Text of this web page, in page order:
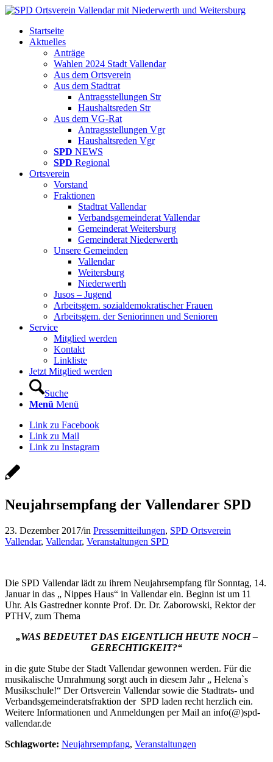
Startseite
Aktuelles
Anträge
Wahlen 2024 Stadt Vallendar
Aus dem Ortsverein
Aus dem Stadtrat
Antragsstellungen Str
Haushaltsreden Str
Aus dem VG-Rat
Antragsstellungen Vgr
Haushaltsreden Vgr
SPD NEWS
SPD Regional
Ortsverein
Vorstand
Fraktionen
Stadtrat Vallendar
Verbandsgemeinderat Vallendar
Gemeinderat Weitersburg
Gemeinderat Niederwerth
Unsere Gemeinden
Vallendar
Weitersburg
Niederwerth
Jusos – Jugend
Arbeitsgem. sozialdemokratischer Frauen
Arbeitsgem. der Seniorinnen und Senioren
Service
Mitglied werden
Kontakt
Linkliste
Jetzt Mitglied werden
Suche
Menü Menü
Link zu Facebook
Link zu Mail
Link zu Instagram
Neujahrsempfang der Vallendarer SPD
23. Dezember 2017/in Pressemitteilungen, SPD Ortsverein
Vallendar, Vallendar, Veranstaltungen SPD
Die SPD Vallendar lädt zu ihrem Neujahrsempfang für Sonntag, 14.
Januar in das „ Nippes Haus“ in Vallendar ein. Beginn ist um 11
Uhr. Als Gastredner konnte Prof. Dr. Dr. Zaborowski, Rektor der
PTHV, zum Thema
„WAS BEDEUTET DAS EIGENTLICH HEUTE NOCH –
GERECHTIGKEIT?“
in die gute Stube der Stadt Vallendar gewonnen werden. Für die
musikalische Umrahmung sorgt auch in diesem Jahr „ Helena`s
Musikschule!“ Der Ortsverein Vallendar sowie die Stadtrats- und
Verbandsgemeinderatsfraktion der SPD laden recht herzlich ein.
Weitere Informationen und Anmeldungen per Mail an info(@)spd-
vallendar.de
Schlagworte: Neujahrsempfang, Veranstaltungen